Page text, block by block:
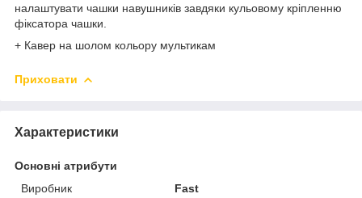
налаштувати чашки навушників завдяки кульовому кріпленню
фіксатора чашки.
+ Кавер на шолом кольору мультикам
Приховати
Характеристики
Основні атрибути
Виробник
Fast